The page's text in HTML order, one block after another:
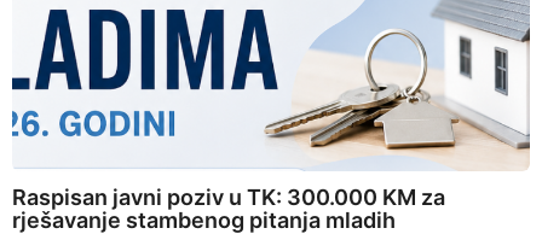
Raspisan javni poziv u TK: 300.000 KM za
rješavanje stambenog pitanja mladih